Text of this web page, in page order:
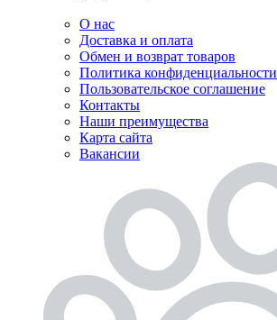
О нас
Доставка и оплата
Обмен и возврат товаров
Политика конфиденциальности
Пользовательское соглашение
Контакты
Наши преимущества
Карта сайта
Вакансии